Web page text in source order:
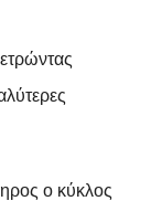
ο κύκλος